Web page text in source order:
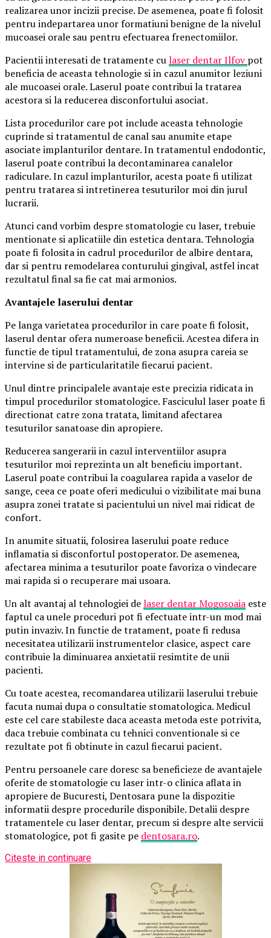
realizarea unor incizii precise. De asemenea, poate fi folosit
pentru indepartarea unor formatiuni benigne de la nivelul
mucoasei orale sau pentru efectuarea frenectomiilor.
Pacientii interesati de tratamente culaser dentar Ilfovpot
beneficia de aceasta tehnologie si in cazul anumitor leziuni
ale mucoasei orale. Laserul poate contribui la tratarea
acestora si la reducerea disconfortului asociat.
Lista procedurilor care pot include aceasta tehnologie
cuprinde si tratamentul de canal sau anumite etape
asociate implanturilor dentare. In tratamentul endodontic,
laserul poate contribui la decontaminarea canalelor
radiculare. In cazul implanturilor, acesta poate fi utilizat
pentru tratarea si intretinerea tesuturilor moi din jurul
lucrarii.
Atunci cand vorbim despre stomatologie cu laser, trebuie
mentionate si aplicatiile din estetica dentara. Tehnologia
poate fi folosita in cadrul procedurilor de albire dentara,
dar si pentru remodelarea conturului gingival, astfel incat
rezultatul final sa fie cat mai armonios.
Avantajele laserului dentar
Pe langa varietatea procedurilor in care poate fi folosit,
laserul dentar ofera numeroase beneficii. Acestea difera in
functie de tipul tratamentului, de zona asupra careia se
intervine si de particularitatile fiecarui pacient.
Unul dintre principalele avantaje este precizia ridicata in
timpul procedurilor stomatologice. Fasciculul laser poate fi
directionat catre zona tratata, limitand afectarea
tesuturilor sanatoase din apropiere.
Reducerea sangerarii in cazul interventiilor asupra
tesuturilor moi reprezinta un alt beneficiu important.
Laserul poate contribui la coagularea rapida a vaselor de
sange, ceea ce poate oferi medicului o vizibilitate mai buna
asupra zonei tratate si pacientului un nivel mai ridicat de
confort.
In anumite situatii, folosirea laserului poate reduce
inflamatia si disconfortul postoperator. De asemenea,
afectarea minima a tesuturilor poate favoriza o vindecare
mai rapida si o recuperare mai usoara.
Un alt avantaj al tehnologiei delaser dentar Mogosoaia este
faptul ca unele proceduri pot fi efectuate intr-un mod mai
putin invaziv. In functie de tratament, poate fi redusa
necesitatea utilizarii instrumentelor clasice, aspect care
contribuie la diminuarea anxietatii resimtite de unii
pacienti.
Cu toate acestea, recomandarea utilizarii laserului trebuie
facuta numai dupa o consultatie stomatologica. Medicul
este cel care stabileste daca aceasta metoda este potrivita,
daca trebuie combinata cu tehnici conventionale si ce
rezultate pot fi obtinute in cazul fiecarui pacient.
Pentru persoanele care doresc sa beneficieze de avantajele
oferite de stomatologie cu laser intr-o clinica aflata in
apropiere de Bucuresti, Dentosara pune la dispozitie
informatii despre procedurile disponibile. Detalii despre
tratamentele cu laser dentar, precum si despre alte servicii
stomatologice, pot fi gasite pe dentosara.ro.
Citeste in continuare